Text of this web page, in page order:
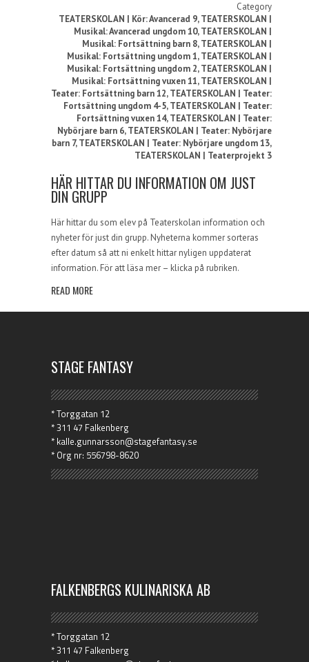
Category
TEATERSKOLAN | Kör: Avancerad 9,TEATERSKOLAN |
Musikal: Avancerad ungdom 10,TEATERSKOLAN |
Musikal: Fortsättning barn 8,TEATERSKOLAN |
Musikal: Fortsättning ungdom 1,TEATERSKOLAN |
Musikal: Fortsättning ungdom 2,TEATERSKOLAN |
Musikal: Fortsättning vuxen 11,TEATERSKOLAN |
Teater: Fortsättning barn 12,TEATERSKOLAN | Teater:
Fortsättning ungdom 4-5,TEATERSKOLAN | Teater:
Fortsättning vuxen 14,TEATERSKOLAN | Teater:
Nybörjare barn 6,TEATERSKOLAN | Teater: Nybörjare
barn 7,TEATERSKOLAN | Teater: Nybörjare ungdom 13,
TEATERSKOLAN | Teaterprojekt 3
HÄR HITTAR DU INFORMATION OM JUST
DIN GRUPP
Här hittar du som elev på Teaterskolan information och
nyheter för just din grupp. Nyheterna kommer sorteras
efter datum så att ni enkelt hittar nyligen uppdaterat
information. För att läsa mer – klicka på rubriken.
READ MORE
STAGE FANTASY
* Torggatan 12
* 311 47 Falkenberg
* kalle.gunnarsson@stagefantasy.se
* Org nr: 556798-8620
FALKENBERGS KULINARISKA AB
* Torggatan 12
* 311 47 Falkenberg